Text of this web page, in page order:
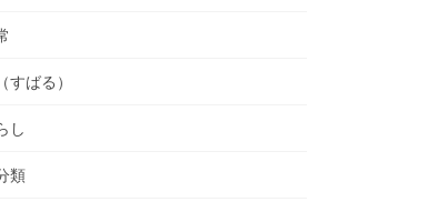
すばる）
し
類